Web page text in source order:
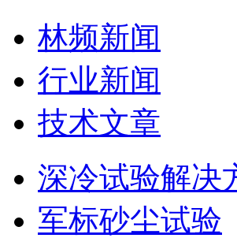
林频新闻
行业新闻
技术文章
深冷试验解决
军标砂尘试验